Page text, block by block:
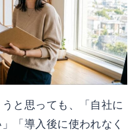
と思っても、「自社に
「導入後に使われなく